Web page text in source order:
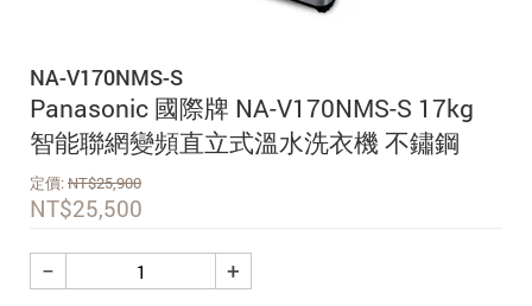
NA-V170NMS-S
Panasonic 國際牌 NA-V170NMS-S 17kg
智能聯網變頻直立式溫水洗衣機 不鏽鋼
定價:NT$25,900
NT$25,500
+
−
加入 JARVIS VIP